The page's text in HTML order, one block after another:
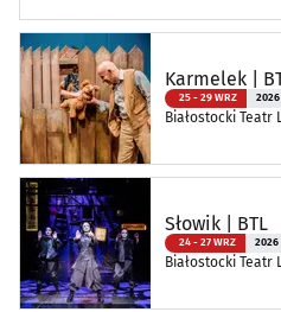
Karmelek |
25 - 29 WRZ 2026
Białostocki Teatr
Słowik | BTL
24 - 27 WRZ 2026
Białostocki Teatr